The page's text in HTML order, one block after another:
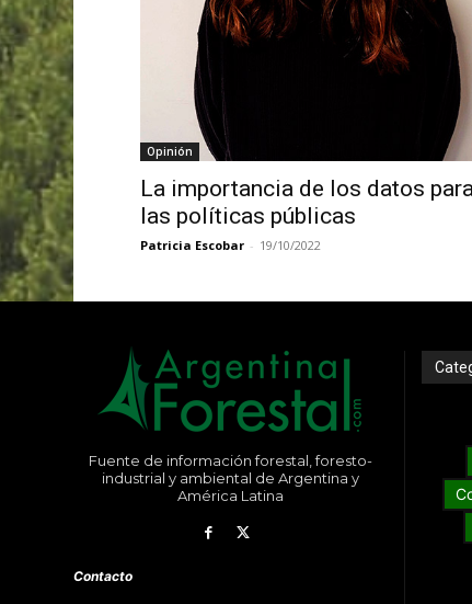
Opinión
La importancia de los datos
las políticas públicas
Patricia Escobar - 19/10/2022
Fuente de información forestal, foresto-
industrial y ambiental de Argentina y
América Latina
Contacto